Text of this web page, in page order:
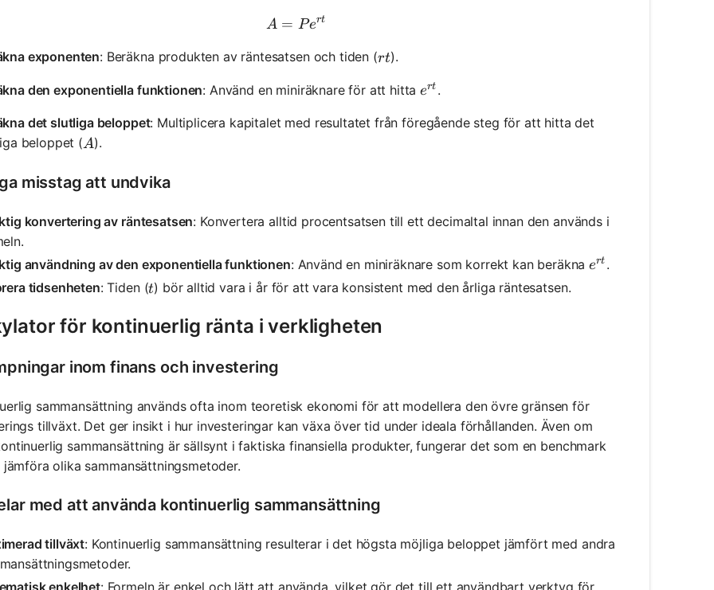
A = Pe^{rt}
A = Pert
exponenten: Beräkna produkten av räntesatsen och tiden (rt
rt).
den exponentiella funktionen: Använd en miniräknare för att hittae^{rt}
ert .
det slutliga beloppet: Multiplicera kapitalet med resultatet från föregående steg för att hitta det
beloppet (A
A).
misstag att undvika
konvertering av räntesatsen: Konvertera alltid procentsatsen till ett decimaltal innan den används i
användning av den exponentiella funktionen: Använd en miniräknare som korrekt kan beräknae^{rt}
ert .
tidsenheten: Tiden (t
t) bör alltid vara i år för att vara konsistent med den årliga räntesatsen.
för kontinuerlig ränta i verkligheten
inom finans och investering
sammansättning används ofta inom teoretisk ekonomi för att modellera den övre gränsen för
tillväxt. Det ger insikt i hur investeringar kan växa över tid under ideala förhållanden. Även om
sammansättning är sällsynt i faktiska finansiella produkter, fungerar det som en benchmark
olika sammansättningsmetoder.
med att använda kontinuerlig sammansättning
tillväxt: Kontinuerlig sammansättning resulterar i det högsta möjliga beloppet jämfört med andra